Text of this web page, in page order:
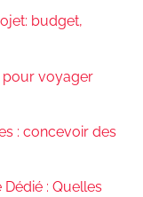
budget,
pour voyager
: concevoir des
: Quelles